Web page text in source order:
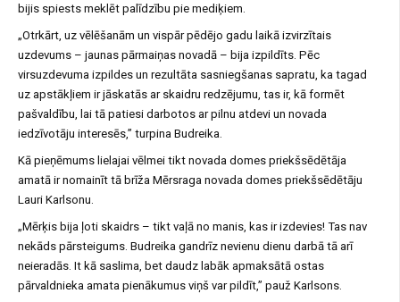
bijis spiests meklēt palīdzību pie mediķiem.
„Otrkārt, uz vēlēšanām un vispār pēdējo gadu laikā izvirzītais
uzdevums – jaunas pārmaiņas novadā – bija izpildīts. Pēc
virsuzdevuma izpildes un rezultāta sasniegšanas sapratu, ka tagad
uz apstākļiem ir jāskatās ar skaidru redzējumu, tas ir, kā formēt
pašvaldību, lai tā patiesi darbotos ar pilnu atdevi un novada
iedzīvotāju interesēs,” turpina Budreika.
Kā pieņēmums lielajai vēlmei tikt novada domes priekšsēdētāja
amatā ir nomainīt tā brīža Mērsraga novada domes priekšsēdētāju
Lauri Karlsonu.
„Mērķis bija ļoti skaidrs – tikt vaļā no manis, kas ir izdevies! Tas nav
nekāds pārsteigums. Budreika gandrīz nevienu dienu darbā tā arī
neieradās. It kā saslima, bet daudz labāk apmaksātā ostas
pārvaldnieka amata pienākumus viņš var pildīt,” pauž Karlsons.